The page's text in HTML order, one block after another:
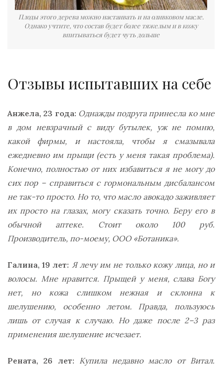
Плоды этого дерева можно настаивать и на оливковом масле.
Однако учтите, что состав будет более тяжелым и в кожу
впитываться будет чуть дольше
Отзывы испытавших на себе
Анжела, 23 года: Однажды подруга принесла ко мне
в дом невзрачный с виду бутылек, уж не помню,
какой фирмы, и настояла, чтобы я смазывала
ежедневно им прыщи (есть у меня такая проблема).
Конечно, полностью от них избавиться я не могу до
сих пор – справиться с гормональным дисбалансом
не так-то просто. Но то, что масло авокадо заживляет
их просто на глазах, могу сказать точно. Беру его в
обычной аптеке. Стоит около 100 руб.
Производитель, по-моему, ООО «Ботаника».
Галина, 19 лет: Я лечу им не только кожу лица, но и
волосы. Мне нравится. Прыщей у меня, слава Богу
нет, но кожа слишком нежная и склонна к
шелушению, особенно летом. Правда, пользуюсь
лишь от случая к случаю. Но даже после 2–3 раз
применения шелушение исчезает.
Рената, 26 лет:
Купила недавно масло от Витал.